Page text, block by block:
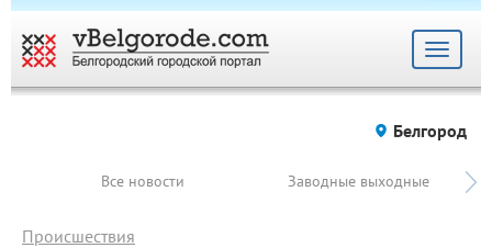
Toggle
Белгород
Все новости Заводные выходные
Происшествия